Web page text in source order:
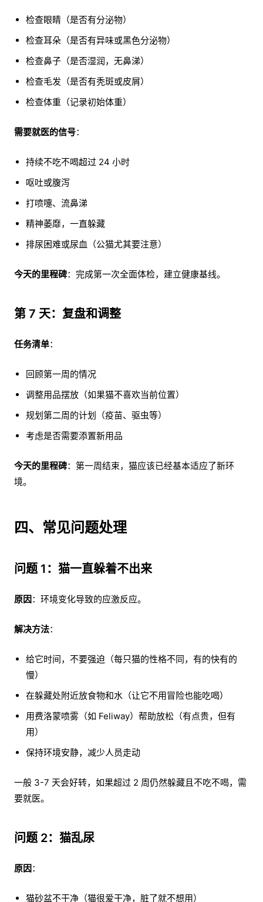
检查眼睛（是否有分泌物）
检查耳朵（是否有异味或黑色分泌物）
检查鼻子（是否湿润，无鼻涕）
检查毛发（是否有秃斑或皮屑）
检查体重（记录初始体重）
需要就医的信号：
持续不吃不喝超过 24 小时
呕吐或腹泻
打喷嚏、流鼻涕
精神萎靡，一直躲藏
排尿困难或尿血（公猫尤其要注意）
今天的里程碑：完成第一次全面体检，建立健康基线。
第 7 天：复盘和调整
任务清单：
回顾第一周的情况
调整用品摆放（如果猫不喜欢当前位置）
规划第二周的计划（疫苗、驱虫等）
考虑是否需要添置新用品
今天的里程碑：第一周结束，猫应该已经基本适应了新环
境。
四、常见问题处理
问题 1：猫一直躲着不出来
原因 ：环境变化导致的应激反应。
解决方法：
给它时间，不要强迫（每只猫的性格不同，有的快有的
慢）
在躲藏处附近放食物和水（让它不用冒险也能吃喝）
用费洛蒙喷雾（如 Feliway）帮助放松（有点贵，但有
用）
保持环境安静，减少人员走动
一般 3-7 天会好转，如果超过 2 周仍然躲藏且不吃不喝，需
要就医。
问题 2：猫乱尿
原因 ：
猫砂盆不干净（猫很爱干净，脏了就不想用）